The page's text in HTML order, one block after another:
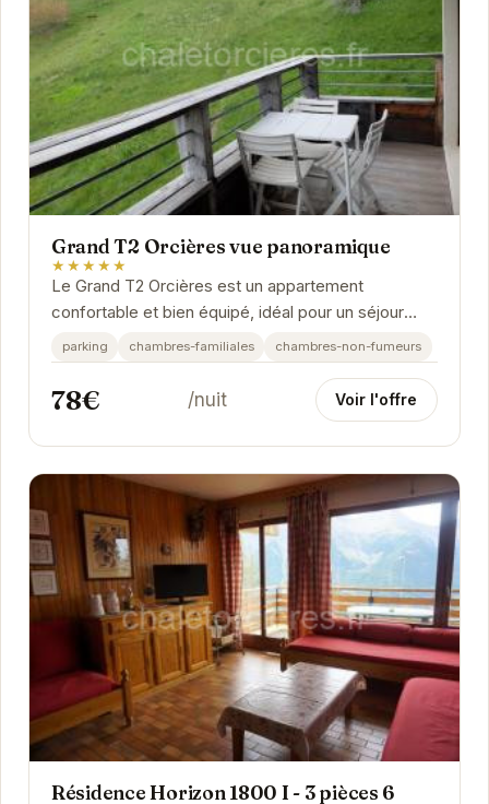
Grand T2 Orcières vue panoramique
★★★★★
Le Grand T2 Orcières est un appartement
confortable et bien équipé, idéal pour un séjour
relaxant en montagne. Son point fort : une vue...
parking chambres-familiales chambres-non-fumeurs
78€ /nuit Voir l'offre
Résidence Horizon 1800 I - 3 pièces 6